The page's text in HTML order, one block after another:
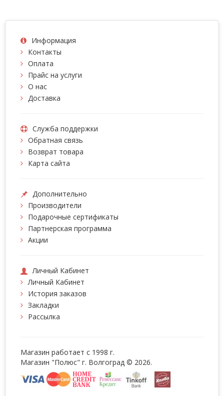
Информация
Контакты
Оплата
Прайс на услуги
О нас
Доставка
Служба поддержки
Обратная связь
Возврат товара
Карта сайта
Дополнительно
Производители
Подарочные сертификаты
Партнерская программа
Акции
Личный Кабинет
Личный Кабинет
История заказов
Закладки
Рассылка
Магазин работает с 1998 г.
Магазин "Полюс" г. Волгоград © 2026.